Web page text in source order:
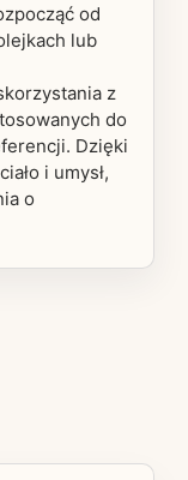
od
lub
z
do
Dzięki
i umysł,
o